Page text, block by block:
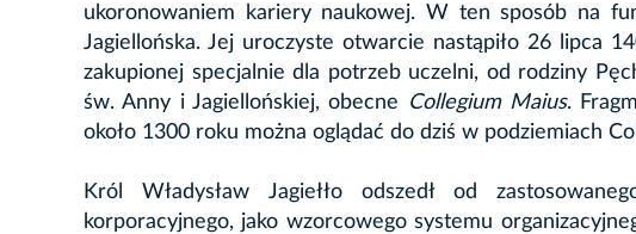
ukoronowaniem kariery naukowej. W ten sposób na
Jagiellońska. Jej uroczyste otwarcie nastąpiło 26 lipca
zakupionej specjalnie dla potrzeb uczelni, od rodziny
św. Anny i Jagiellońskiej, obecne
Collegium Maius.
około 1300 roku można oglądać do dziś w podziemiach
Król Władysław Jagiełło odszedł od
korporacyjnego, jako wzorcowego systemu